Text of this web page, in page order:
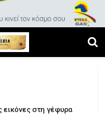
εικόνες στη γέφυρα